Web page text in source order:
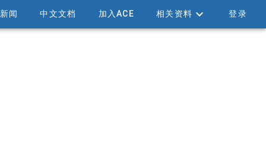
闻 中文文档 加入ACE 相关资料 登录